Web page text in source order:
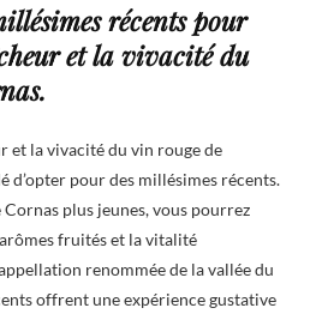
récents pour
et la vivacité du
et la vivacité du vin rouge de
d’opter pour des millésimes récents.
Cornas plus jeunes, vous pourrez
fruités et la vitalité
renommée de la vallée du
offrent une expérience gustative